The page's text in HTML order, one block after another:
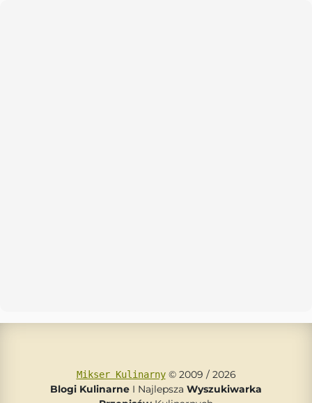
Mikser Kulinarny© 2009 / 2026
Blogi Kulinarne I Najlepsza Wyszukiwarka